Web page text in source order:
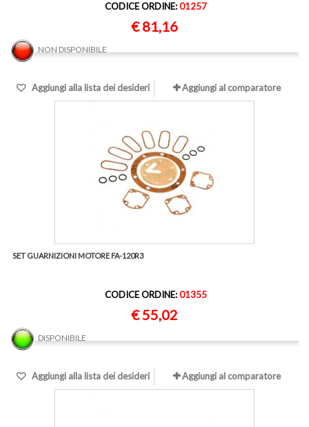
CODICE ORDINE:01257
€ 81,16
NON DISPONIBILE
Aggiungi alla lista dei desideri Aggiungi al comparatore
SET GUARNIZIONI MOTORE FA-120R3
CODICE ORDINE:01355
€ 55,02
DISPONIBILE
Aggiungi alla lista dei desideri Aggiungi al comparatore